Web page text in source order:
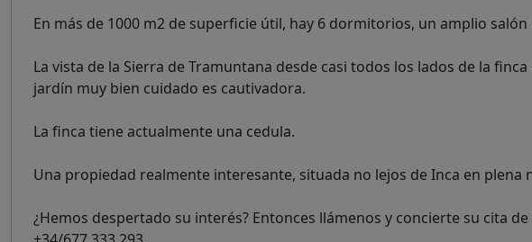
En más de 1000 m2 de superficie útil, hay 6 dormitorios, un amplio
La vista de la Sierra de Tramuntana desde casi todos los lados de la
jardín muy bien cuidado es cautivadora.
La finca tiene actualmente una cedula.
Una propiedad realmente interesante, situada no lejos de Inca en plena
¿Hemos despertado su interés? Entonces llámenos y concierte su cita